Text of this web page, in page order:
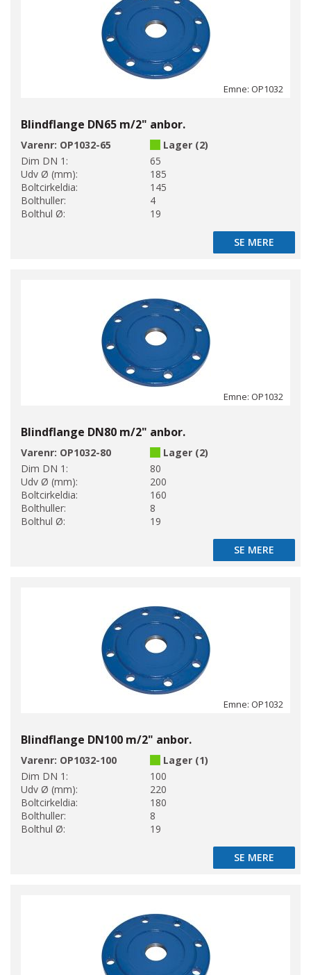
Emne: OP1032
Blindflange DN65 m/2" anbor.
Varenr: OP1032-65
Lager (2)
Dim DN 1:
65
Udv Ø (mm):
185
Boltcirkeldia:
145
Bolthuller:
4
Bolthul Ø:
19
SE MERE
SE MERE
Emne: OP1032
Blindflange DN80 m/2" anbor.
Varenr: OP1032-80
Lager (2)
Dim DN 1:
80
Udv Ø (mm):
200
Boltcirkeldia:
160
Bolthuller:
8
Bolthul Ø:
19
SE MERE
SE MERE
Emne: OP1032
Blindflange DN100 m/2" anbor.
Varenr: OP1032-100
Lager (1)
Dim DN 1:
100
Udv Ø (mm):
220
Boltcirkeldia:
180
Bolthuller:
8
Bolthul Ø:
19
SE MERE
SE MERE